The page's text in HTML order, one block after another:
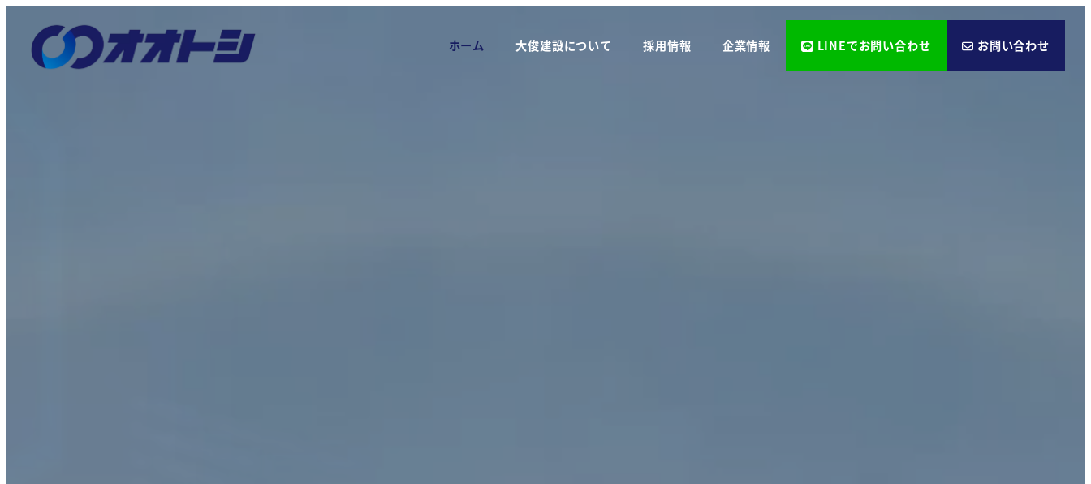
ホーム 大俊建設について 採用情報 企業情報 LINEでお問い合わせ お問い合わせ